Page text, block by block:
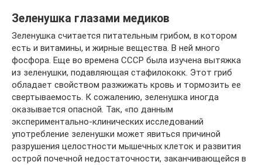
Зеленушка глазами медиков
Зеленушка считается питательным грибом, в котором
есть и витамины, и жирные вещества. В ней много
фосфора. Еще во времена СССР была изучена вытяжка
из зеленушки, подавляющая стафилококк. Этот гриб
обладает свойством разжижать кровь и тормозить ее
свертываемость. К сожалению, зеленушка иногда
оказывается опасной. Так, «по данным
экспериментально-клинических исследований
употребление зеленушки может явиться причиной
разрушения целостности мышечных клеток и развития
острой почечной недостаточности, заканчивающейся в